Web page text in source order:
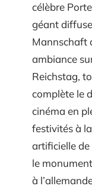
célèbre
géant
Mannschaft
ambiance
Reichstag,
complète le
cinéma en
festivités à
artificielle de
le
à